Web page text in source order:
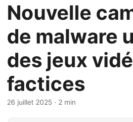
Nouvelle
de malware
des jeux
factices
26 juillet 2025 · 2 min